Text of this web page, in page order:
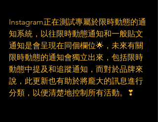
Instagram正在測試專屬於限時動態的通
知系統，以往限時動態通知和一般貼文
通知是會呈現在同個欄位🌟，未來有關
限時動態的通知會獨立出來，包括限時
動態中提及和追蹤通知，而對於品牌來
說，此更新也有助於將龐大的訊息進行
分類，以便清楚地控制所有活動。❣